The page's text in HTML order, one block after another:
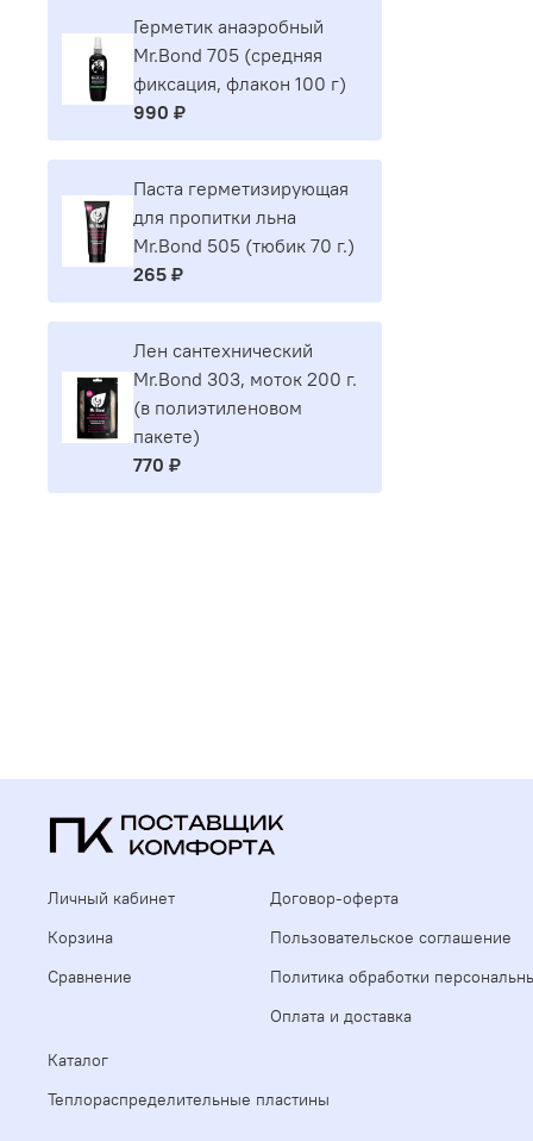
Герметик aнaэpoбный
Mr.Bond 705 (средняя
фиксация, флакон 100 г)
990 ₽
Паста герметизирующая
для пропитки льна
Mr.Bond 505 (тюбик 70 г.)
265 ₽
Лен сантехнический
Mr.Bond 303, моток 200 г.
(в полиэтиленовом
пакете)
770 ₽
Личный кабинет
Корзина
Сравнение
Договор-оферта
Пользовательское соглашение
Политика обработки
Оплата и доставка
Каталог
Теплораспределительные пластины